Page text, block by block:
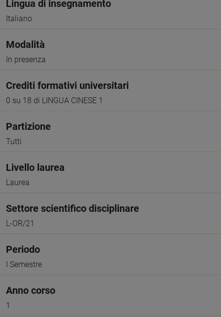
Lingua di insegnamento
Italiano
Modalità
In presenza
Crediti formativi universitari
0 su 18 di LINGUA CINESE 1
Partizione
Tutti
Livello laurea
Laurea
Settore scientifico disciplinare
L-OR/21
Periodo
I Semestre
Anno corso
1